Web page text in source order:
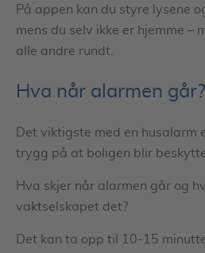
På appen kan du styre lysene
mens du selv ikke er hjemme –
alle andre rundt.
Hva når alarmen går?
Det viktigste med en husalarm
trygg på at boligen blir
Hva skjer når alarmen går og
vaktselskapet det?
Det kan ta opp til 10-15